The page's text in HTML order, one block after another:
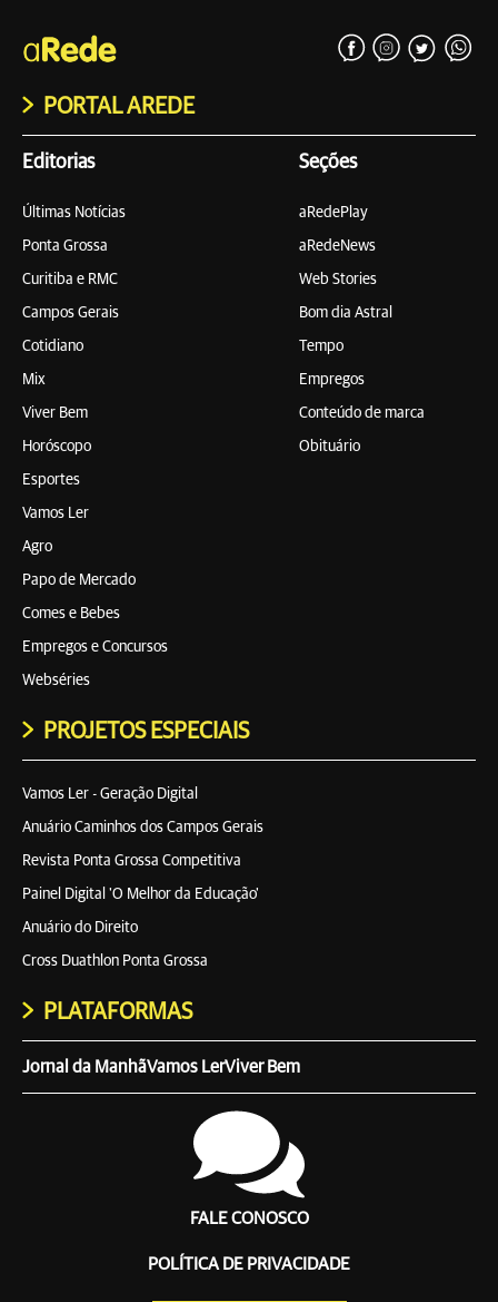
PORTAL AREDE
Editorias
Últimas Notícias
Ponta Grossa
Curitiba e RMC
Campos Gerais
Cotidiano
Mix
Viver Bem
Horóscopo
Esportes
Vamos Ler
Agro
Papo de Mercado
Comes e Bebes
Empregos e Concursos
Webséries
Seções
aRedePlay
aRedeNews
Web Stories
Bom dia Astral
Tempo
Empregos
Conteúdo de marca
Obituário
PROJETOS ESPECIAIS
Vamos Ler - Geração Digital
Anuário Caminhos dos Campos Gerais
Revista Ponta Grossa Competitiva
Painel Digital 'O Melhor da Educação'
Anuário do Direito
Cross Duathlon Ponta Grossa
PLATAFORMAS
Jornal da ManhãVamos LerViver Bem
FALE CONOSCO
POLÍTICA DE PRIVACIDADE